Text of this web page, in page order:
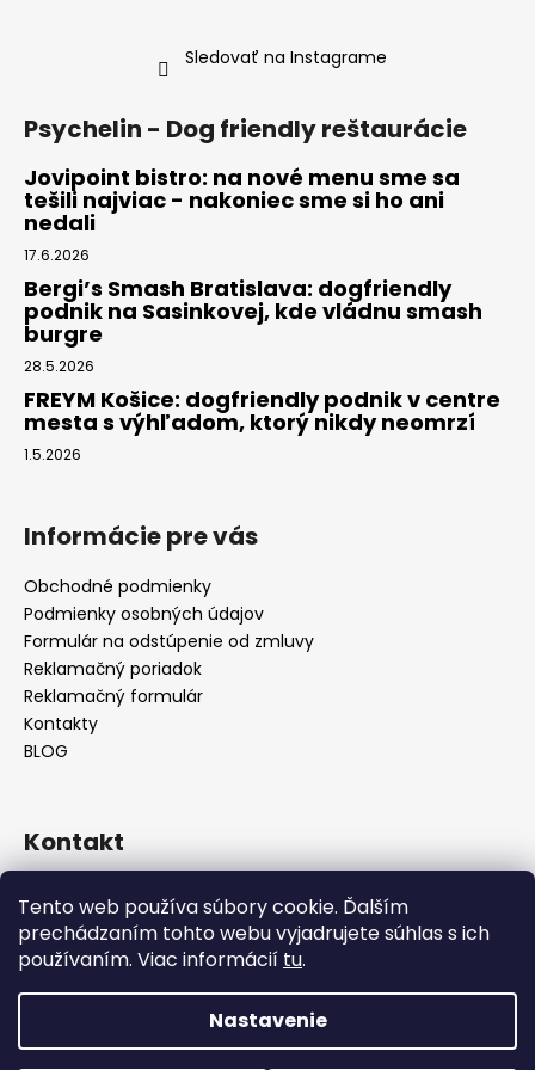
Tento web používa súbory cookie. Ďalším
prechádzaním tohto webu vyjadrujete súhlas s ich
používaním. Viac informácií tu.
Nastavenie
Sledovať na Instagrame
Psychelin - Dog friendly reštaurácie
Jovipoint bistro: na nové menu sme sa
tešili najviac - nakoniec sme si ho ani
nedali
17.6.2026
Bergi’s Smash Bratislava: dogfriendly
podnik na Sasinkovej, kde vládnu smash
burgre
28.5.2026
FREYM Košice: dogfriendly podnik v centre
mesta s výhľadom, ktorý nikdy neomrzí
1.5.2026
Informácie pre vás
Obchodné podmienky
Podmienky osobných údajov
Formulár na odstúpenie od zmluvy
Reklamačný poriadok
Reklamačný formulár
Kontakty
BLOG
Kontakt
Lilos na Facebooku
lilos.sk
LiLos_sk
@lilos.sk